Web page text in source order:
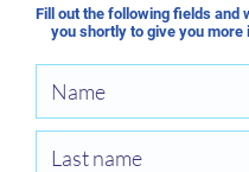
Fill out the following fields and
you shortly to give you more